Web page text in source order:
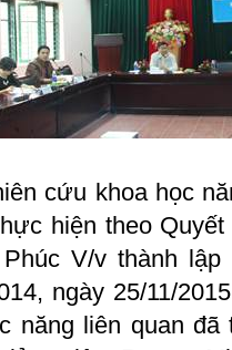
cứu khoa học
hiện theo
V/v thành
ngày 25/11/
năng liên quan